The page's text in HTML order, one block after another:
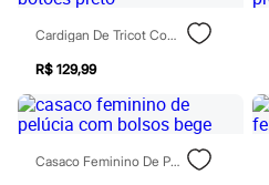
Moda esportiva
Shorts e Saias
Vestidos
Masculino
Em alta
Dia dos Pais
Inverno
Cardigan De Tricot Com Botões Preto
R$ 129,99
Casaco Feminino De Pelúcia Com Bolsos Bege